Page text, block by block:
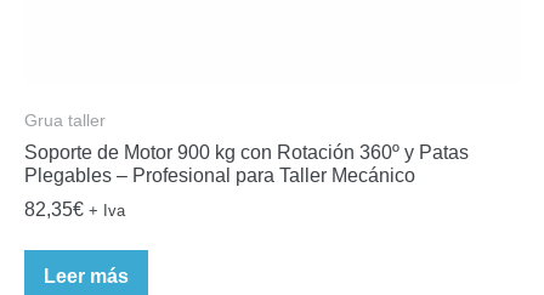
Grua taller
Soporte de Motor 900 kg con Rotación 360º y Patas
Plegables – Profesional para Taller Mecánico
82,35€ + Iva
Leer más